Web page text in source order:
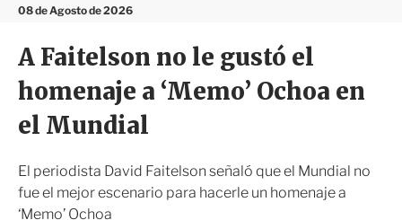
n
08 de Agosto de 2026
s
i
o
r
A Faitelson no le gustó el
homenaje a ‘Memo’ Ochoa en
el Mundial
El periodista David Faitelson señaló que el Mundial no
fue el mejor escenario para hacerle un homenaje a
‘Memo’ Ochoa